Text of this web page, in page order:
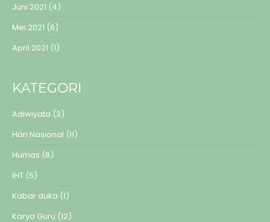
Juni 2021 (4)
Mei 2021 (6)
April 2021 (1)
KATEGORI
Adiwiyata (3)
Hari Nasional (11)
Humas (8)
IHT (5)
Kabar duka (1)
Karya Guru (12)